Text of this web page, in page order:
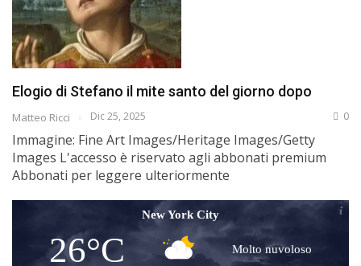
Elogio di Stefano il mite santo del giorno dopo
Matteo Ricci Dic 25, 2025 0
Immagine: Fine Art Images/Heritage Images/Getty
Images L'accesso è riservato agli abbonati premium
Abbonati per leggere ulteriormente
New York City
26°C Molto nuvoloso